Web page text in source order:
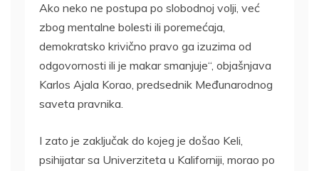
Ako neko ne postupa po slobodnoj volji, već
zbog mentalne bolesti ili poremećaja,
demokratsko krivično pravo ga izuzima od
odgovornosti ili je makar smanjuje“, objašnjava
Karlos Ajala Korao, predsednik Međunarodnog
saveta pravnika.
I zato je zaključak do kojeg je došao Keli,
psihijatar sa Univerziteta u Kaliforniji, morao po